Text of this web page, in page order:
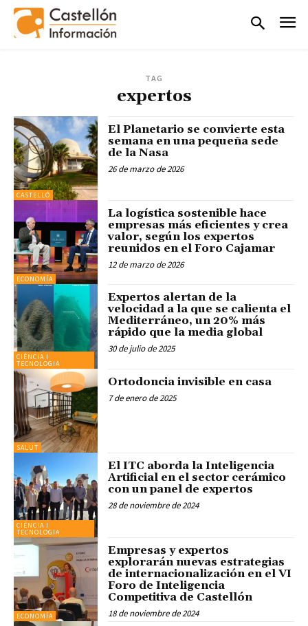
TAG
expertos
CASTELLÓ
El Planetario se convierte esta
semana en una pequeña sede
de la Nasa
26 de marzo de 2026
ECONOMÍA
La logística sostenible hace
empresas más eficientes y crea
valor, según los expertos
reunidos en el Foro Cajamar
12 de marzo de 2026
CIÈNCIA I
TECNOLOGIA
Expertos alertan de la
velocidad a la que se calienta el
Mediterráneo, un 20% más
rápido que la media global
30 de julio de 2025
SALUT
Ortodoncia invisible en casa
7 de enero de 2025
CIÈNCIA I
TECNOLOGIA
El ITC aborda la Inteligencia
Artificial en el sector cerámico
con un panel de expertos
28 de noviembre de 2024
ECONOMÍA
Empresas y expertos
explorarán nuevas estrategias
de internacionalización en el VI
Foro de Inteligencia
Competitiva de Castellón
18 de noviembre de 2024